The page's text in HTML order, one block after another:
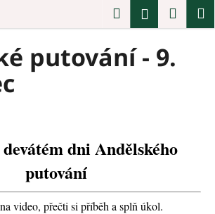
Hledat
putování - 9.
dni Andělského
putování
video, přečti si příběh a splň úkol.